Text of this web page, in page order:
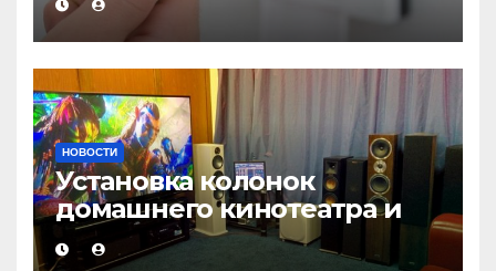
НОВОСТИ
Установка колонок
домашнего кинотеатра и
настройка звука